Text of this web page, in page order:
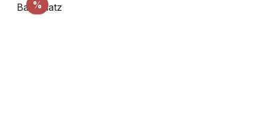
% Rabatt